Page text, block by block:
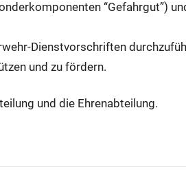
“Gefahrgut”)
Dienstvorschriften
und zu fördern.
und die Ehrenabteilung.